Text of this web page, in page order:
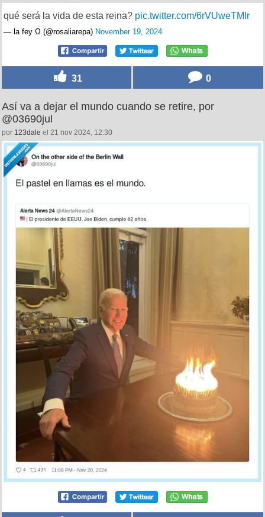
qué será la vida de esta reina? pic.twitter.com/6rVUweTMIr
— la fey Ω (@rosaliarepa) November 19, 2024
31 0
Así va a dejar el mundo cuando se retire, por
@03690jul
por 123dale el 21 nov 2024, 12:30